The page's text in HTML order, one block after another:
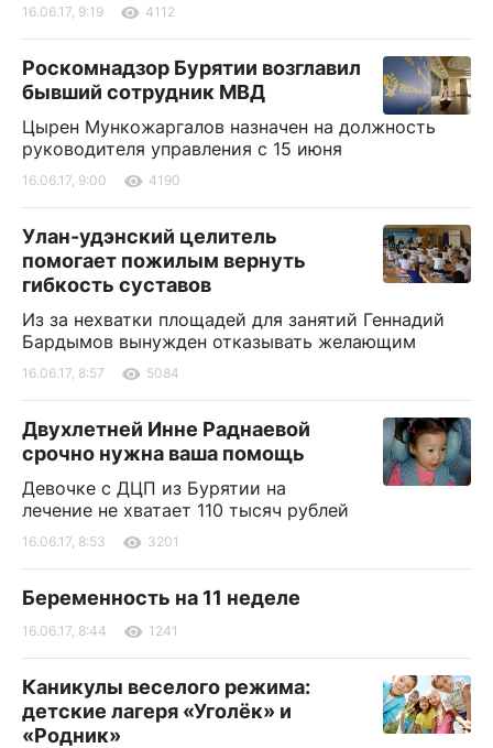
16.06.17, 9:19 4112
Роскомнадзор Бурятии возглавил
бывший сотрудник МВД
Цырен Мункожаргалов назначен на должность
руководителя управления с 15 июня
16.06.17, 9:00 4190
Улан-удэнский целитель
помогает пожилым вернуть
гибкость суставов
Из за нехватки площадей для занятий Геннадий
Бардымов вынужден отказывать желающим
16.06.17, 8:57 5084
Двухлетней Инне Раднаевой
срочно нужна ваша помощь
Девочке с ДЦП из Бурятии на
лечение не хватает 110 тысяч рублей
16.06.17, 8:53 3201
Беременность на 11 неделе
16.06.17, 8:44 1241
Каникулы веселого режима:
детские лагеря «Уголёк» и
«Родник»